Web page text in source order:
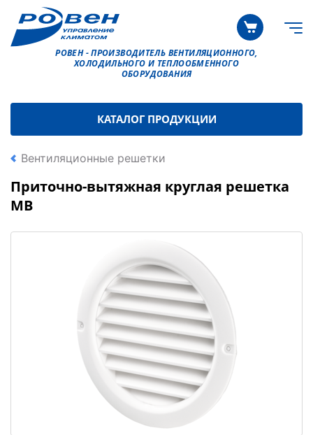
РОВЕН - ПРОИЗВОДИТЕЛЬ ВЕНТИЛЯЦИОННОГО,
ХОЛОДИЛЬНОГО И ТЕПЛООБМЕННОГО
ОБОРУДОВАНИЯ
КАТАЛОГ ПРОДУКЦИИ
Вентиляционные решетки
Приточно-вытяжная круглая решетка
МВ